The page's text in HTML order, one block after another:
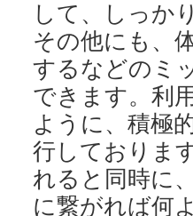
して、しっか
その他にも、
するなどのミ
できます。利
ように、積極
行しておりま
れると同時に
に繋がれば何